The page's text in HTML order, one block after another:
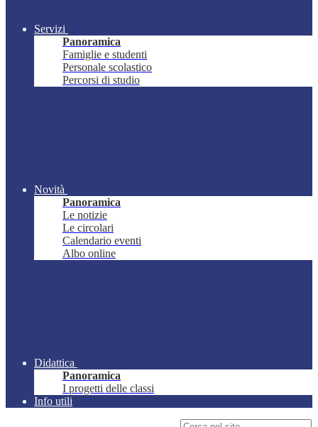
Servizi
Panoramica
Famiglie e studenti
Personale scolastico
Percorsi di studio
Novità
Panoramica
Le notizie
Le circolari
Calendario eventi
Albo online
Didattica
Panoramica
I progetti delle classi
Info utili